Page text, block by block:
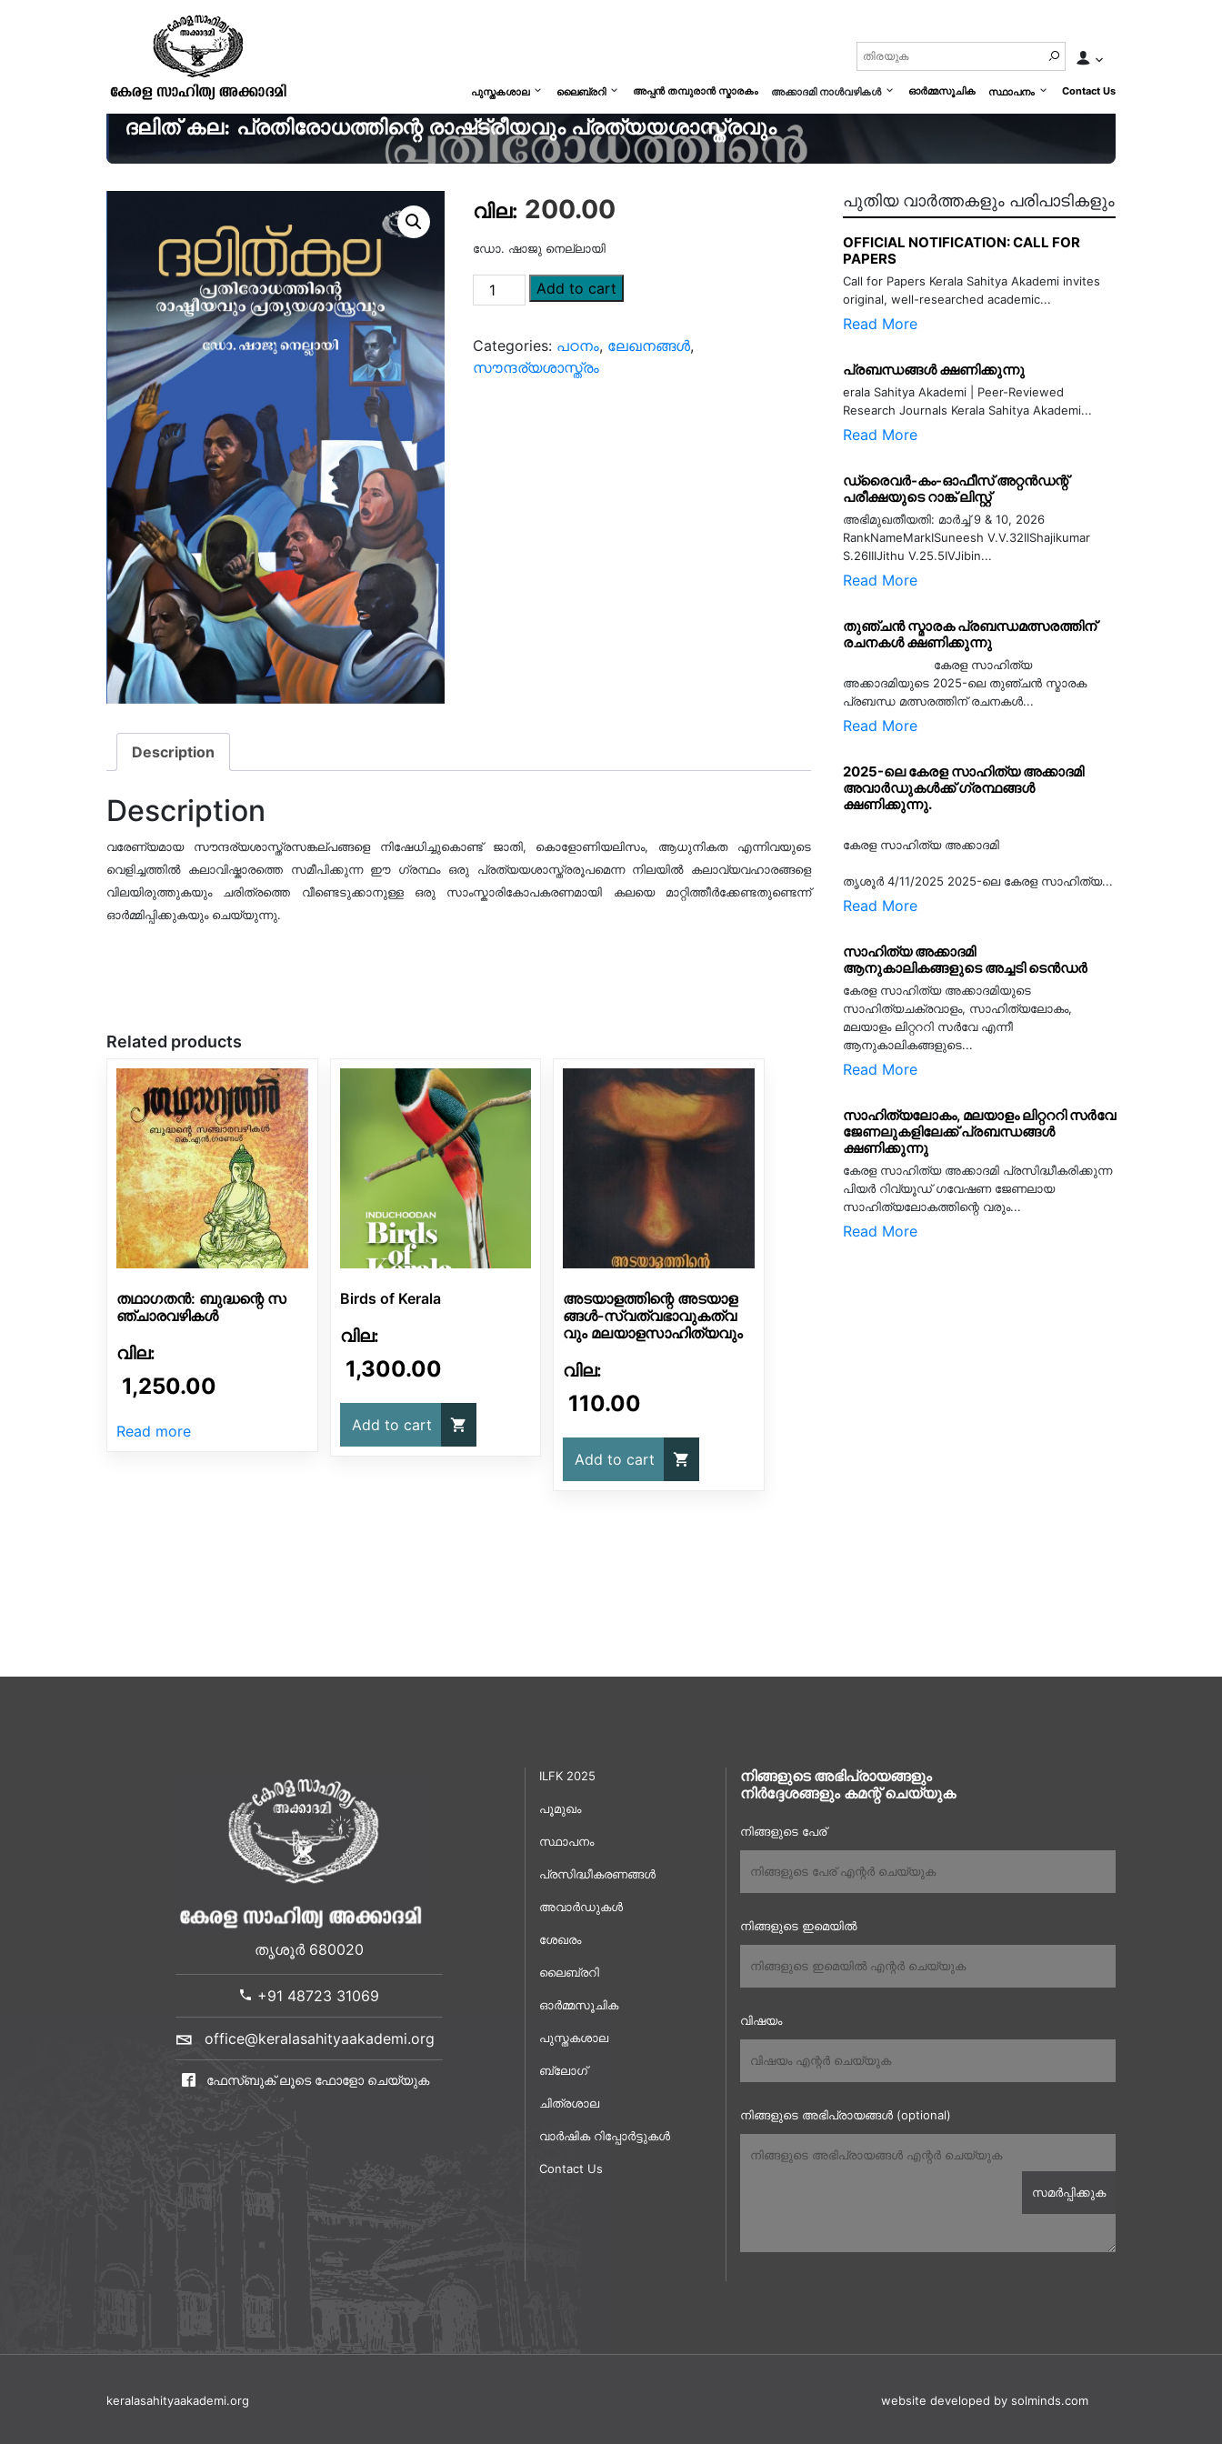
പുസ്തകശാല ലൈബ്രറി അപ്പൻ തമ്പുരാൻ സ്മാരകം അക്കാദമി നാൾവഴികൾ ഓർമ്മസൂചിക സ്ഥാപനം Contact Us
ദലിത് കല: പ്രതിരോധത്തിന്റെ രാഷ്‌ട്രീയവും പ്രത്യയശാസ്ത്രവും
200.00
ഡോ. ഷാജു നെല്ലായി
Add to cart
Categories: പഠനം, ലേഖനങ്ങൾ,
സൗന്ദര്യശാസ്ത്രം
Description
Description
വരേണ്യമായസൗന്ദര്യശാസ്ത്രസങ്കല്പങ്ങളെ നിഷേധിച്ചുകൊണ്ട് ജാതി, കൊളോണിയലിസം, ആധുനികത എന്നിവയുടെ
വെളിച്ചത്തിൽ കലാവിഷ്കാരത്തെ സമീപിക്കുന്ന ഈ ഗ്രന്ഥം ഒരു പ്രത്യയശാസ്ത്രരൂപമെന്ന നിലയിൽ കലാവ്യവഹാരങ്ങളെ
വിലയിരുത്തുകയും ചരിത്രത്തെ വീണ്ടെടുക്കാനുള്ള ഒരു സാംസ്കാരികോപകരണമായി കലയെ മാറ്റിത്തീർക്കേണ്ടതുണ്ടെന്ന്
ഓർമ്മിപ്പിക്കുകയും ചെയ്യുന്നു.
Related products
തഥാഗതൻ: ബുദ്ധന്റെ സ
ഞ്ചാരവഴികൾ
1,250.00
Read more
Birds of Kerala
1,300.00
Add to cart
അടയാളത്തിന്റെ അടയാള
ങ്ങൾ-സ്വത്വഭാവുകത്വ
വും മലയാളസാഹിത്യവും
110.00
Add to cart
പുതിയ വാർത്തകളും പരിപാടികളും
OFFICIAL NOTIFICATION: CALL FOR
PAPERS
Call for Papers Kerala Sahitya Akademi invites
original, well-researched academic...
Read More
പ്രബന്ധങ്ങൾ ക്ഷണിക്കുന്നു
erala Sahitya Akademi | Peer-Reviewed
Research Journals Kerala Sahitya Akademi...
Read More
ഡ്രൈവർ-കം-ഓഫീസ് അറ്റൻഡന്റ്
പരീക്ഷയുടെ റാങ്ക് ലിസ്റ്റ്
അഭിമുഖതീയതി: മാർച്ച് 9 & 10, 2026
RankNameMarkISuneesh V.V.32IIShajikumar
S.26IIIJithu V.25.5IVJibin...
Read More
തുഞ്ചൻ സ്മാരക പ്രബന്ധമത്സരത്തിന്
രചനകൾ ക്ഷണിക്കുന്നു
കേരള സാഹിത്യ
അക്കാദമിയുടെ 2025-ലെ തുഞ്ചൻ സ്മാരക
പ്രബന്ധ മത്സരത്തിന് രചനകൾ...
Read More
2025-ലെ കേരള സാഹിത്യ അക്കാദമി
അവാർഡുകൾക്ക് ഗ്രന്ഥങ്ങൾ
ക്ഷണിക്കുന്നു.
കേരള സാഹിത്യ അക്കാദമി
തൃശൂര്‍ 4/11/2025 2025-ലെ കേരള സാഹിത്യ...
Read More
സാഹിത്യ അക്കാദമി
ആനുകാലികങ്ങളുടെ അച്ചടി ടെൻഡർ
കേരള സാഹിത്യ അക്കാദമിയുടെ
സാഹിത്യചക്രവാളം, സാഹിത്യലോകം,
മലയാളം ലിറ്റററി സർവേ എന്നീ
ആനുകാലികങ്ങളുടെ...
Read More
സാഹിത്യലോകം, മലയാളം ലിറ്റററി സർവേ
ജേണലുകളിലേക്ക് പ്രബന്ധങ്ങൾ
ക്ഷണിക്കുന്നു
കേരള സാഹിത്യ അക്കാദമി പ്രസിദ്ധീകരിക്കുന്ന
പിയര്‍ റിവ്യൂഡ് ഗവേഷണ ജേണലായ
സാഹിത്യലോകത്തിന്റെ വരും...
Read More
തൃശൂർ 680020
+91 48723 31069
office@keralasahityaakademi.org
ഫേസ്ബുക് ലൂടെ ഫോളോ ചെയ്യുക
ILFK 2025
പൂമുഖം
സ്ഥാപനം
പ്രസിദ്ധീകരണങ്ങൾ
അവാർഡുകൾ
ശേഖരം
ലൈബ്രറി
ഓർമ്മസൂചിക
പുസ്തകശാല
ബ്ലോഗ്
ചിത്രശാല
വാർഷിക റിപ്പോർട്ടുകൾ
Contact Us
നിങ്ങളുടെ അഭിപ്രായങ്ങളും
നിർദ്ദേശങ്ങളും കമന്റ് ചെയ്യുക
നിങ്ങളുടെ പേര്
നിങ്ങളുടെ ഇമെയിൽ
വിഷയം
നിങ്ങളുടെ അഭിപ്രായങ്ങൾ (optional)
keralasahityaakademi.org website developed by solminds.com